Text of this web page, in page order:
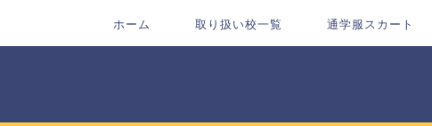
ホーム 取り扱い校一覧 通学服スカート